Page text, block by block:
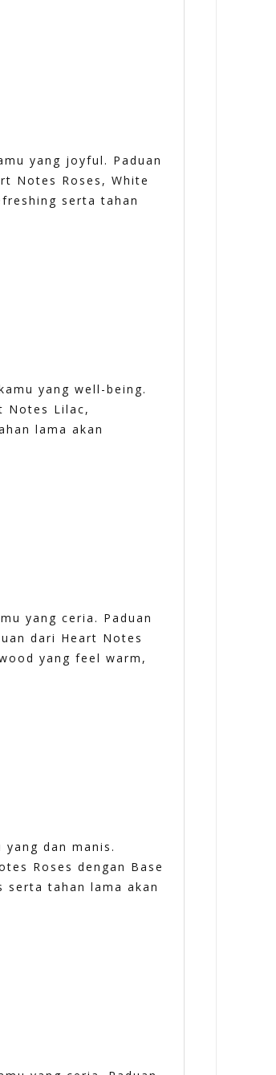
yang joyful. Paduan
Notes Roses, White
serta tahan
yang well-being.
Notes Lilac,
lama akan
yang ceria. Paduan
dari Heart Notes
yang feel warm,
dan manis.
Roses dengan Base
serta tahan lama akan